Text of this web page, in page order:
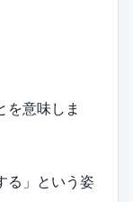
を意味しま
る」という姿